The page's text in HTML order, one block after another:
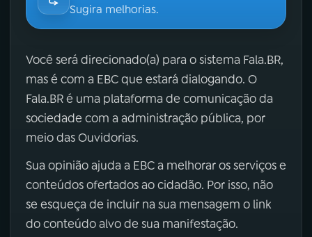
Sugira melhorias.
Você será direcionado(a) para o sistema Fala.BR,
mas é com a EBC que estará dialogando. O
Fala.BR é uma plataforma de comunicação da
sociedade com a administração pública, por
meio das Ouvidorias.
Sua opinião ajuda a EBC a melhorar os serviços e
conteúdos ofertados ao cidadão. Por isso, não
se esqueça de incluir na sua mensagem o link
do conteúdo alvo de sua manifestação.